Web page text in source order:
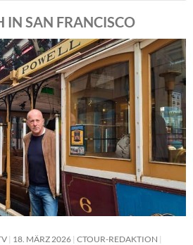
IN SAN FRANCISCO
18. MÄRZ 2026 CTOUR-REDAKTION